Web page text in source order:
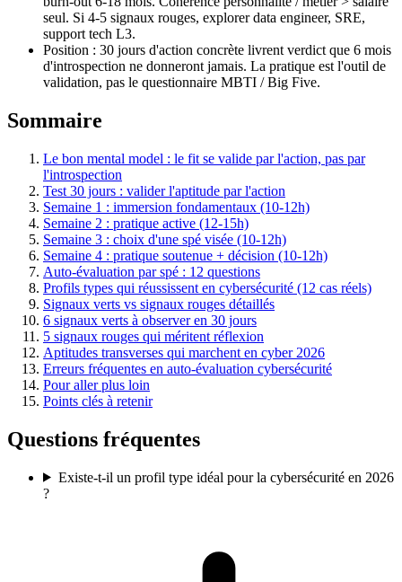
seul. Si 4-5 signaux rouges, explorer data engineer, SRE,
support tech L3.
Position : 30 jours d'action concrète livrent verdict que 6 mois
d'introspection ne donneront jamais. La pratique est l'outil de
validation, pas le questionnaire MBTI / Big Five.
Sommaire
Le bon mental model : le fit se valide par l'action, pas par
l'introspection
Test 30 jours : valider l'aptitude par l'action
Semaine 1 : immersion fondamentaux (10-12h)
Semaine 2 : pratique active (12-15h)
Semaine 3 : choix d'une spé visée (10-12h)
Semaine 4 : pratique soutenue + décision (10-12h)
Auto-évaluation par spé : 12 questions
Profils types qui réussissent en cybersécurité (12 cas réels)
Signaux verts vs signaux rouges détaillés
6 signaux verts à observer en 30 jours
5 signaux rouges qui méritent réflexion
Aptitudes transverses qui marchent en cyber 2026
Erreurs fréquentes en auto-évaluation cybersécurité
Pour aller plus loin
Points clés à retenir
Questions fréquentes
Existe-t-il un profil type idéal pour la cybersécurité en 2026
?